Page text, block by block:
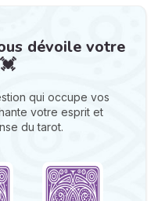
dévoile votre
qui occupe vos
votre esprit et
du tarot.